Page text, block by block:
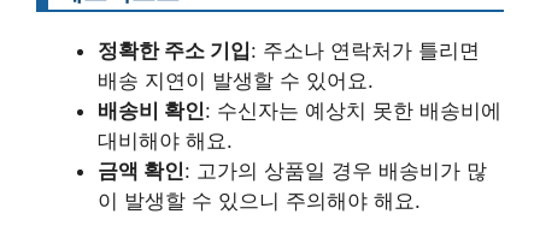
정확한 주소 기입: 주소나 연락처가 틀리면
배송 지연이 발생할 수 있어요.
배송비 확인: 수신자는 예상치 못한 배송비에
대비해야 해요.
금액 확인: 고가의 상품일 경우 배송비가 많
이 발생할 수 있으니 주의해야 해요.